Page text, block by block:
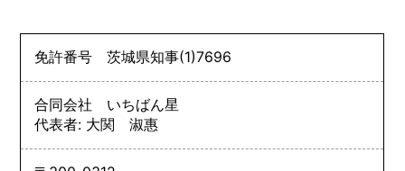
免許番号茨城県知事(1)7696
合同会社 いちばん星
代表者: 大関 淑惠